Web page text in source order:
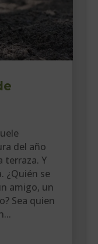
del año
terraza. Y
¿Quién se
amigo, un
Sea quien